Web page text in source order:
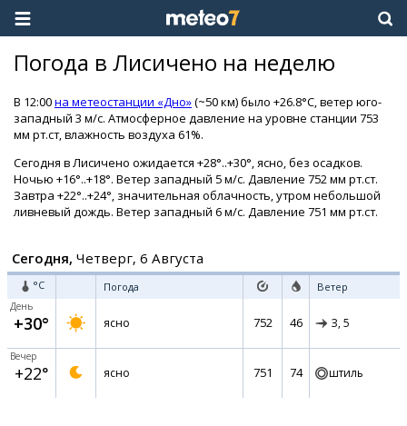
Погода в Лисичено на неделю
В 12:00на метеостанции «Дно»(~50 км) было +26.8°C, ветер юго-
западный 3 м/с. Атмосферное давление на уровне станции 753
мм рт.ст, влажность воздуха 61%.
Сегодня в Лисичено ожидается +28°..+30°, ясно, без осадков.
Ночью +16°..+18°. Ветер западный 5 м/с. Давление 752 мм рт.ст.
Завтра +22°..+24°, значительная облачность, утром небольшой
ливневый дождь. Ветер западный 6 м/с. Давление 751 мм рт.ст.
Сегодня, Четверг, 6 Августа
°C Погода Ветер
День
+30° ясно 752 46 З, 5
Вечер
+22° ясно 751 74 штиль